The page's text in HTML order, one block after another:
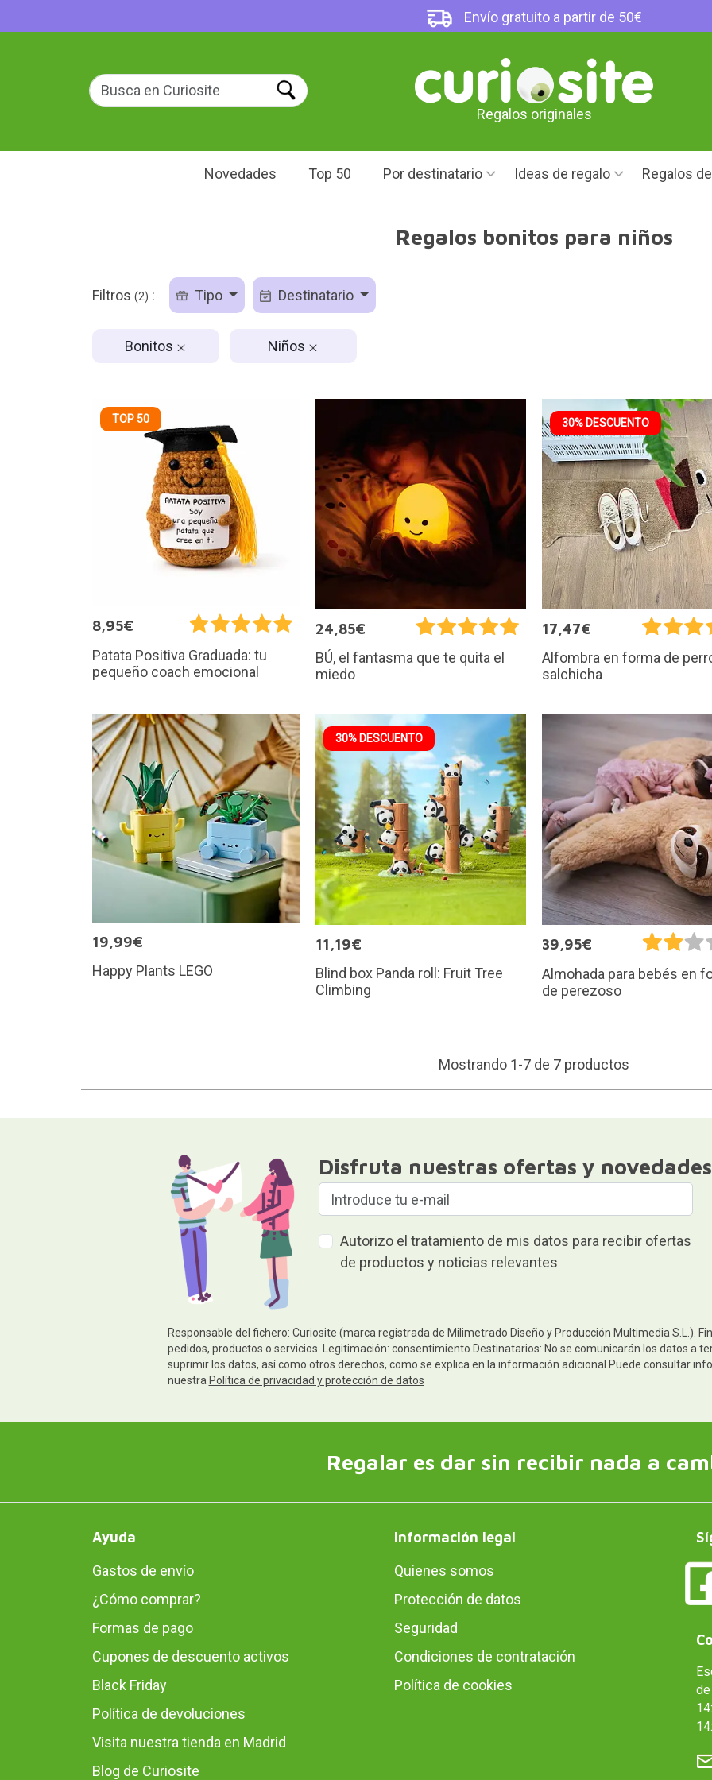
Envío gratuito a partir de 50€
Regalos originales
Novedades Top 50 Por destinatario Ideas de regalo Regalos
Regalos bonitos para niños
Filtros (2) : Tipo Destinatario
Bonitos Niños
TOP 50
8,95€
Patata Positiva Graduada: tu
pequeño coach emocional
24,85€
BÚ, el fantasma que te quita el
miedo
30% DESCUENTO
17,47€
Alfombra en forma de
salchicha
19,99€
Happy Plants LEGO
30% DESCUENTO
11,19€
Blind box Panda roll: Fruit Tree
Climbing
39,95€
Almohada para bebés en
de perezoso
Mostrando 1-7 de 7 productos
Disfruta nuestras ofertas y novedades
Autorizo el tratamiento de mis datos para recibir ofertas
de productos y noticias relevantes
Responsable del fichero: Curiosite (marca registrada de Milimetrado Diseño y Producción Multimedia S.L.).
pedidos, productos o servicios. Legitimación: consentimiento.Destinatarios: No se comunicarán los datos a
suprimir los datos, así como otros derechos, como se explica en la información adicional.Puede consultar
nuestra Política de privacidad y protección de datos
Regalar es dar sin recibir nada a
Ayuda
Gastos de envío
¿Cómo comprar?
Formas de pago
Cupones de descuento activos
Black Friday
Política de devoluciones
Visita nuestra tienda en Madrid
Blog de Curiosite
Información legal
Quienes somos
Protección de datos
Seguridad
Condiciones de contratación
Política de cookies